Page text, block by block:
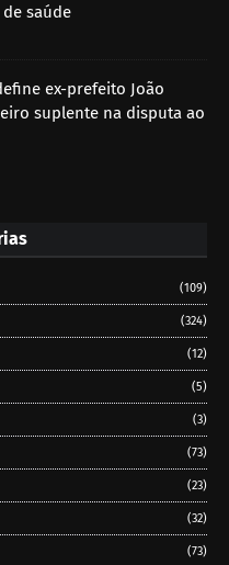
de saúde
ex-prefeito João
suplente na disputa ao
(109)
(324)
(12)
(5)
(3)
(73)
(23)
(32)
(73)